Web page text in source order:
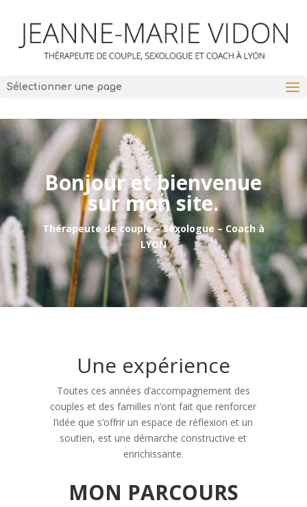
Sélectionner une page
Bonjour et bienvenue
sur mon site.
Thérapeute de couple – Sexologue – Coach à
LYON
Une expérience
Toutes ces années d’accompagnement des
couples et des familles n’ont fait que renforcer
l’idée que s’offrir un espace de réflexion et un
soutien, est une démarche constructive et
enrichissante.
MON PARCOURS